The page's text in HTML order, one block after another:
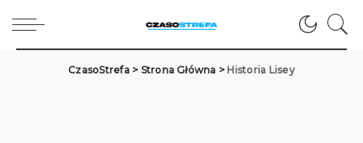
CzasoStrefa> Strona Główna > Historia Lisey